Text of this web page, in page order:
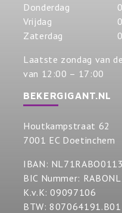
Donderdag
Vrijdag
Zaterdag
Laatste zondag van
van 12:00 – 17:00
BEKERGIGANT.NL
Houtkampstraat 62
7001 EC Doetinchem
IBAN:
BIC Nummer:
K.v.K: 09097106
BTW: 807064191.B01